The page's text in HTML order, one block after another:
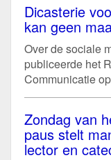
Dicasterie
kan geen
Over de sociale
publiceerde het
Communicatie
Zondag van
paus stelt
lector en